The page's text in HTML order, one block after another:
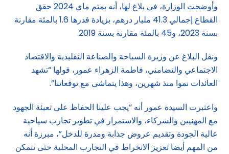
وأوضحت الوزارة، في بلاغ لها، أنه بمتم ماي 2024 حقق
القطاع إجمالي 41.3 مليار درهم، بزيادة قدرها 1.6 بالمئة مقارنة
بسنة 2023، و45 بالمئة مقارنة بسنة 2019.
ونقل البلاغ عن وزيرة السياحة والصناعة التقليدية والاقتصاد
الاجتماعي والتضامني، فاطمة الزهراء عمور، قولها “تشهد
العائدات نموا منذ شهرين، وهذا يتماشى مع توقعاتنا”.
واعتبرت السيدة عمور أنه “يجب علينا الحفاظ على تعبئة الجهود
مع المهنيين والشركاء، والاستمرار في تطوير تجارب سياحية
عالية الجودة وتقديم عروض جذابة ومدرة للدخل”، مبرزة أنه
من المهم أيضا تعزيز الانخراط في التجارب المحلية حتى تتمكن